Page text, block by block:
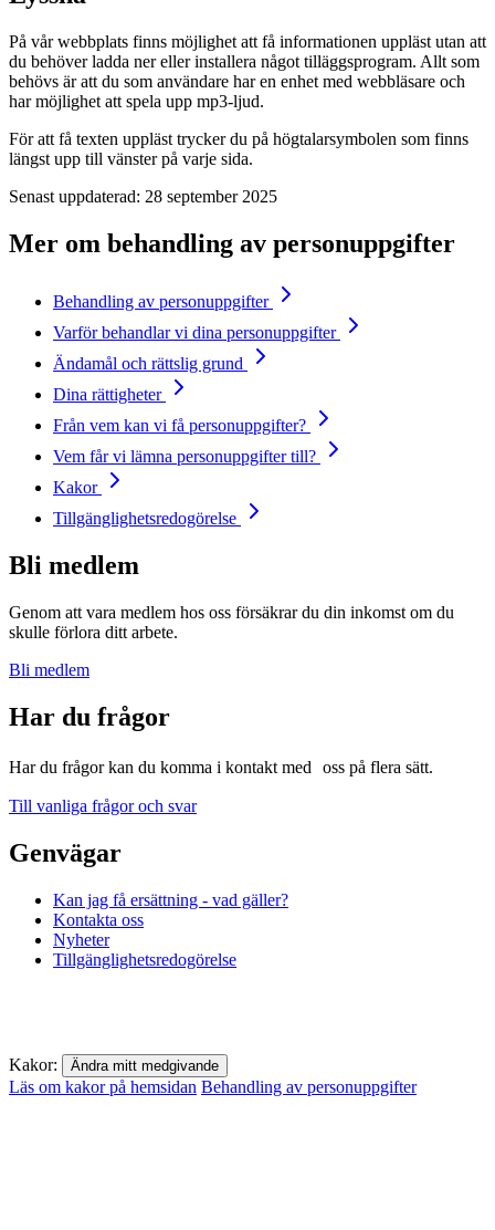
På vår webbplats finns möjlighet att få informationen uppläst utan att
du behöver ladda ner eller installera något tilläggsprogram. Allt som
behövs är att du som användare har en enhet med webbläsare och
har möjlighet att spela upp mp3-ljud.
För att få texten uppläst trycker du på högtalarsymbolen som finns
längst upp till vänster på varje sida.
Senast uppdaterad: 28 september 2025
Mer om behandling av personuppgifter
Behandling av personuppgifter
Varför behandlar vi dina personuppgifter
Ändamål och rättslig grund
Dina rättigheter
Från vem kan vi få personuppgifter?
Vem får vi lämna personuppgifter till?
Kakor
Tillgänglighetsredogörelse
Bli medlem
Genom att vara medlem hos oss försäkrar du din inkomst om du
skulle förlora ditt arbete.
Bli medlem
Har du frågor
Har du frågor kan du komma i kontakt med oss på flera sätt.
Till vanliga frågor och svar
Genvägar
Kan jag få ersättning - vad gäller?
Kontakta oss
Nyheter
Tillgänglighetsredogörelse
Kakor: Ändra mitt medgivande
Läs om kakor på hemsidan Behandling av personuppgifter